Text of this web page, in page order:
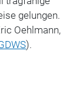
gelungen.
Oehlmann,
).